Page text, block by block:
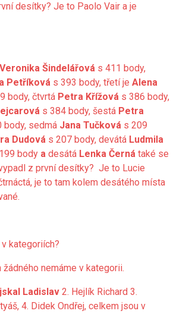
desítky? Je to Paolo Vair a je
Veronika Šindelářová s 411 body,
Petříková s 393 body, třetí je Alena
body, čtvrtá Petra Křížová s 386 body,
s 384 body, šestá Petra
body, sedmá Jana Tučková s 209
Dudová s 207 body, devátá Ludmila
body a desátá Lenka Černá také se
z první desítky? Je to Lucie
je to tam kolem desátého místa
kategoriích?
nemáme v kategorii.
Ladislav 2. Hejlík Richard 3.
4. Didek Ondřej, celkem jsou v